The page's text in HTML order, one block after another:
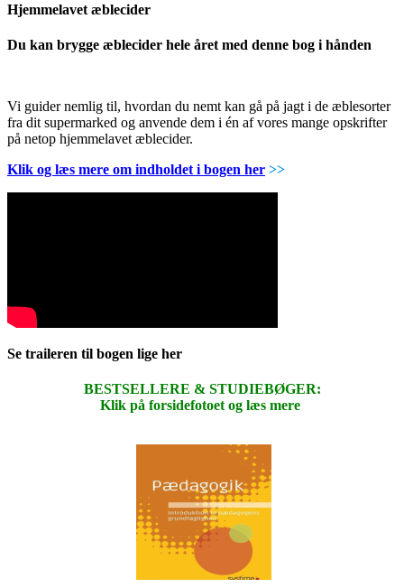
Hjemmelavet æblecider
Du kan brygge æblecider hele året med denne bog i hånden
Vi guider nemlig til, hvordan du nemt kan gå på jagt i de æblesorter
fra dit supermarked og anvende dem i én af vores mange opskrifter
på netop hjemmelavet æblecider.
Klik og læs mere om indholdet i bogen her >>
Se traileren til bogen lige her
BESTSELLERE & STUDIEBØGER:
Klik på forsidefotoet og læs mere